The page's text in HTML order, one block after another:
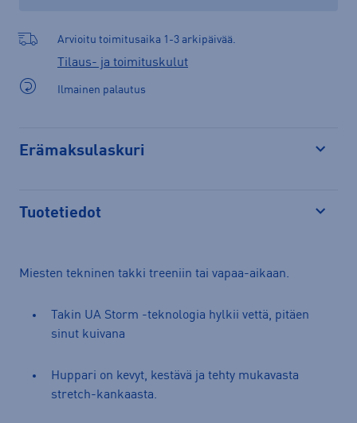
Arvioitu toimitusaika 1-3 arkipäivää.
Tilaus- ja toimituskulut
Ilmainen palautus
Erämaksulaskuri
Tuotetiedot
Miesten tekninen takki treeniin tai vapaa-aikaan.
Takin UA Storm -teknologia hylkii vettä, pitäen
sinut kuivana
Huppari on kevyt, kestävä ja tehty mukavasta
stretch-kankaasta.